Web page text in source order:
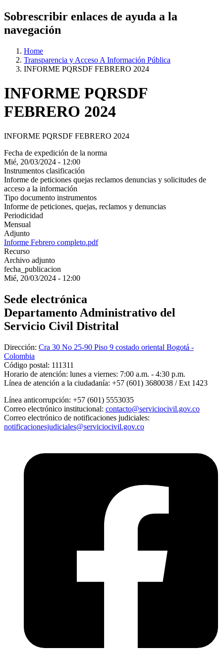
Sobrescribir enlaces de ayuda a la
navegación
Home
Transparencia y Acceso A Información Pública
INFORME PQRSDF FEBRERO 2024
INFORME PQRSDF
FEBRERO 2024
INFORME PQRSDF FEBRERO 2024
Fecha de expedición de la norma
Mié, 20/03/2024 - 12:00
Instrumentos clasificación
Informe de peticiones quejas reclamos denuncias y solicitudes de
acceso a la información
Tipo documento instrumentos
Informe de peticiones, quejas, reclamos y denuncias
Periodicidad
Mensual
Adjunto
Informe Febrero completo.pdf
Recurso
Archivo adjunto
fecha_publicacion
Mié, 20/03/2024 - 12:00
Sede electrónica
Departamento Administrativo del
Servicio Civil Distrital
Dirección: Cra 30 No 25-90 Piso 9 costado oriental Bogotá -
Colombia
Código postal: 111311
Horario de atención: lunes a viernes: 7:00 a.m. - 4:30 p.m.
Línea de atención a la ciudadanía: +57 (601) 3680038 / Ext 1423
Línea anticorrupción: +57 (601) 5553035
Correo electrónico institucional: contacto@serviciocivil.gov.co
Correo electrónico de notificaciones judiciales:
notificacionesjudiciales@serviciocivil.gov.co